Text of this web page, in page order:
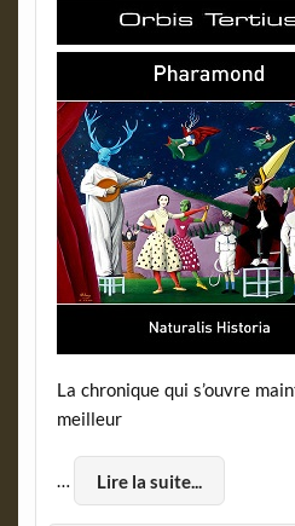
La chronique qui s’ouvre
meilleur
… Lire la suite...